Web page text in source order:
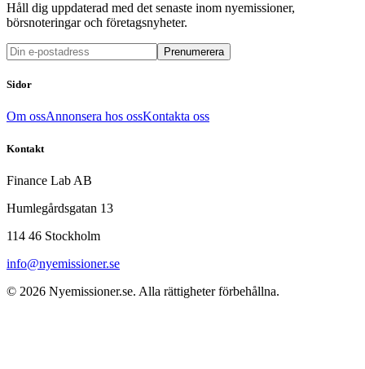
Håll dig uppdaterad med det senaste inom nyemissioner,
börsnoteringar och företagsnyheter.
Prenumerera
Sidor
Om ossAnnonsera hos ossKontakta oss
Kontakt
Finance Lab AB
Humlegårdsgatan 13
114 46 Stockholm
info@nyemissioner.se
© 2026 Nyemissioner.se. Alla rättigheter förbehållna.